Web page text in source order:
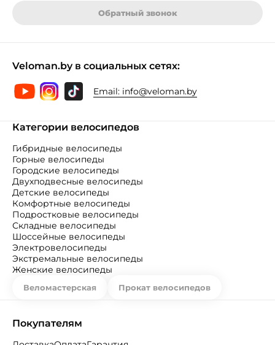
Обратный звонок
Veloman.by в социальных сетях:
Email: info@veloman.by
Категории велосипедов
Гибридные велосипеды
Горные велосипеды
Городские велосипеды
Двухподвесные велосипеды
Детские велосипеды
Комфортные велосипеды
Подростковые велосипеды
Складные велосипеды
Шоссейные велосипеды
Электровелосипеды
Экстремальные велосипеды
Женские велосипеды
Веломастерская Прокат велосипедов
Покупателям